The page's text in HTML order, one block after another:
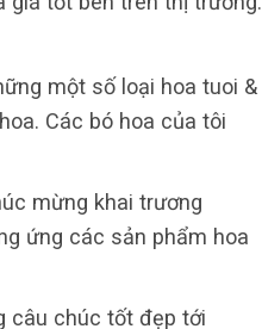
một số loại hoa tuoi &
Các bó hoa của tôi
mừng khai trương
ứng các sản phẩm hoa
câu chúc tốt đẹp tới